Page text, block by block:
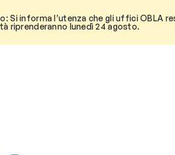
Si informa l’utenza che gli uffici OBLA
riprenderanno lunedì 24 agosto.